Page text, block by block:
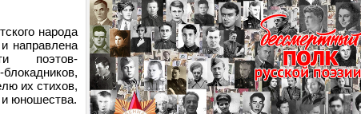
народа
направлена
поэтов-
их стихов,
юношества.